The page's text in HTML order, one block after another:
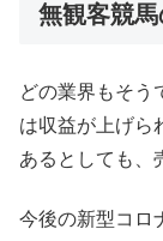
無観客競
どの業界もそう
は収益が上げら
あるとしても、
今後の新型コロ